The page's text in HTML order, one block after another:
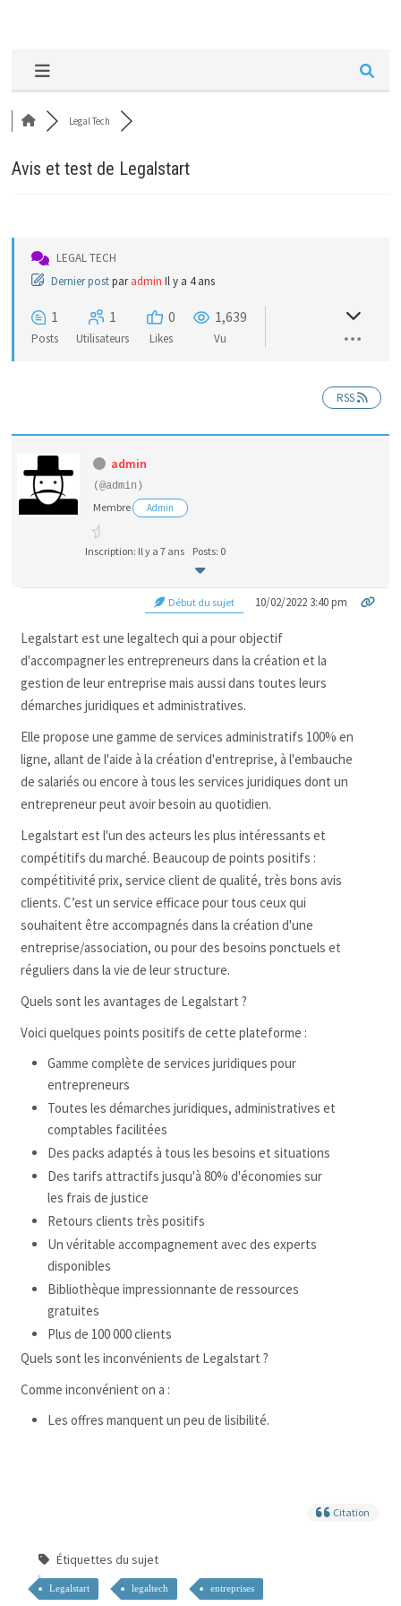
Legal Tech
Avis et test de Legalstart
LEGAL TECH
Dernier postpar admin Il y a 4 ans
1
Posts
1
Utilisateurs
0
Likes
1,639
Vu
RSS
admin
(@admin)
Membre Admin
Inscription: Il y a 7 ans Posts: 0
Début du sujet 10/02/2022 3:40 pm
Legalstart est une legaltech qui a pour objectif
d'accompagner les entrepreneurs dans la création et la
gestion de leur entreprise mais aussi dans toutes leurs
démarches juridiques et administratives.
Elle propose une gamme de services administratifs 100% en
ligne, allant de l'aide à la création d'entreprise, à l'embauche
de salariés ou encore à tous les services juridiques dont un
entrepreneur peut avoir besoin au quotidien.
Legalstart est l'un des acteurs les plus intéressants et
compétitifs du marché. Beaucoup de points positifs :
compétitivité prix, service client de qualité, très bons avis
clients. C’est un service efficace pour tous ceux qui
souhaitent être accompagnés dans la création d'une
entreprise/association, ou pour des besoins ponctuels et
réguliers dans la vie de leur structure.
Quels sont les avantages de Legalstart ?
Voici quelques points positifs de cette plateforme :
Gamme complète de services juridiques pour
entrepreneurs
Toutes les démarches juridiques, administratives et
comptables facilitées
Des packs adaptés à tous les besoins et situations
Des tarifs attractifs jusqu'à 80% d'économies sur
les frais de justice
Retours clients très positifs
Un véritable accompagnement avec des experts
disponibles
Bibliothèque impressionnante de ressources
gratuites
Plus de 100 000 clients
Quels sont les inconvénients de Legalstart ?
Comme inconvénient on a :
Les offres manquent un peu de lisibilité.
Citation
Étiquettes du sujet
Legalstart legaltech entreprises